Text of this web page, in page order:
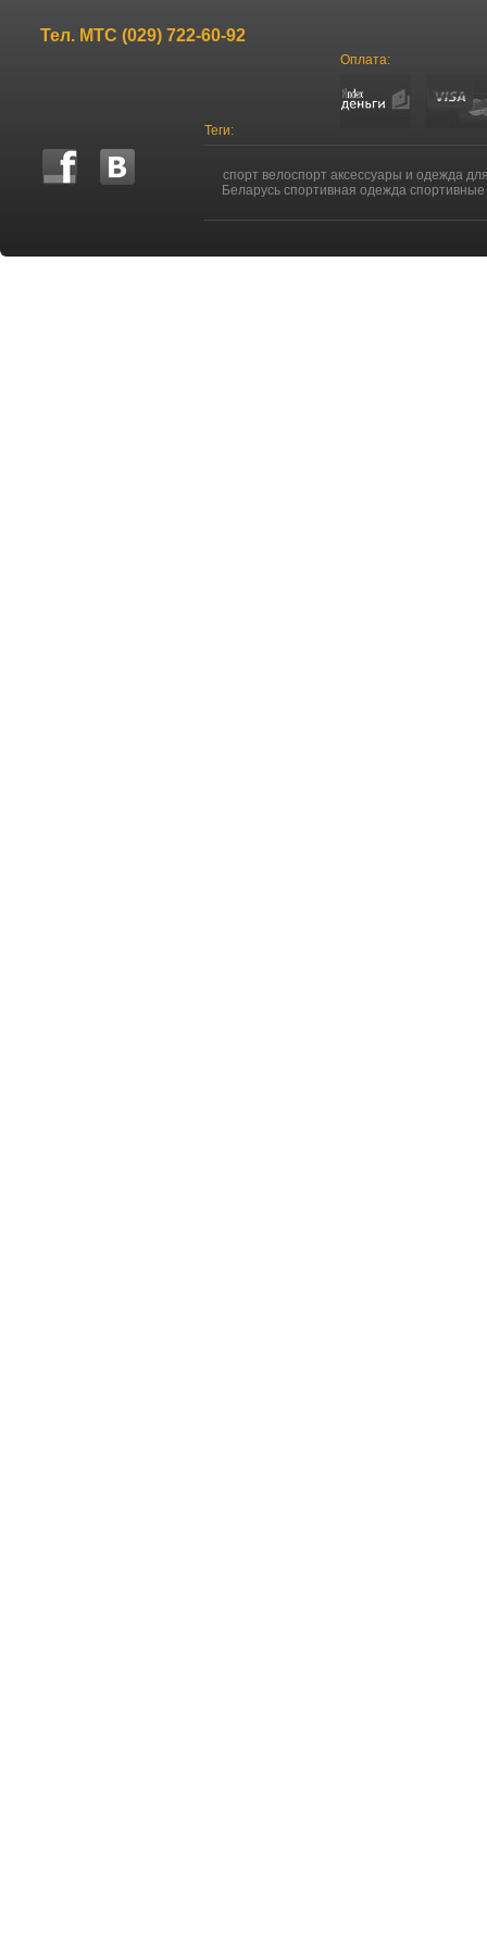
Тел. МТС (029) 722-60-92
Оплата:
Теги:
спорт велоспорт аксессуары и одежда
Беларусь спортивная одежда